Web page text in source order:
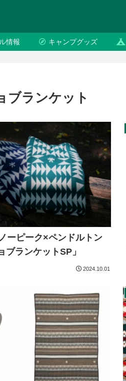
情報 キャンプグッズ
ブランケット
ーピーク×ペンドルトン
ブランケットSP」
2024.10.01